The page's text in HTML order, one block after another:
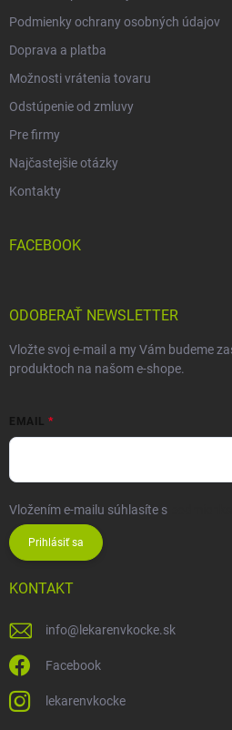
Podmienky ochrany osobných údajov
Doprava a platba
Možnosti vrátenia tovaru
Odstúpenie od zmluvy
Pre firmy
Najčastejšie otázky
Kontakty
FACEBOOK
ODOBERAŤ NEWSLETTER
Vložte svoj e-mail a my Vám budeme
produktoch na našom e-shope.
EMAIL
Vložením e-mailu súhlasíte s
Prihlásiť sa
KONTAKT
info@ lekarenvkocke.sk
Facebook
lekarenvkocke